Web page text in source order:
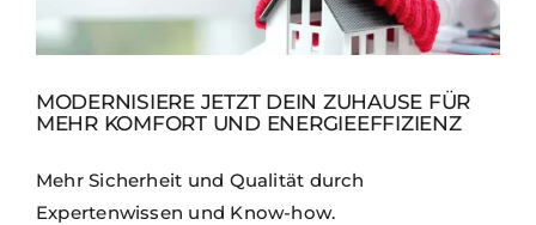
MODERNISIERE JETZT DEIN ZUHAUSE FÜR
MEHR KOMFORT UND ENERGIEEFFIZIENZ
Mehr Sicherheit und Qualität durch
Expertenwissen und Know-how.